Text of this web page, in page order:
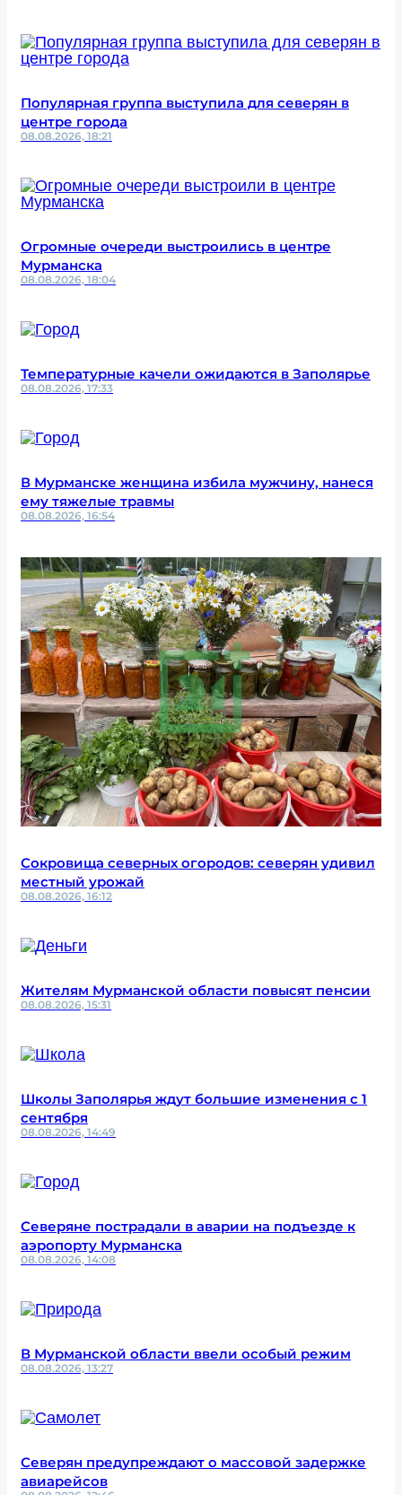
Популярная группа выступила для северян в
центре города
08.08.2026, 18:21
Огромные очереди выстроились в центре
Мурманска
08.08.2026, 18:04
Температурные качели ожидаются в Заполярье
08.08.2026, 17:33
В Мурманске женщина избила мужчину, нанеся
ему тяжелые травмы
08.08.2026, 16:54
Сокровища северных огородов: северян удивил
местный урожай
08.08.2026, 16:12
Жителям Мурманской области повысят пенсии
08.08.2026, 15:31
Школы Заполярья ждут большие изменения с 1
сентября
08.08.2026, 14:49
Северяне пострадали в аварии на подъезде к
аэропорту Мурманска
08.08.2026, 14:08
В Мурманской области ввели особый режим
08.08.2026, 13:27
Северян предупреждают о массовой задержке
авиарейсов